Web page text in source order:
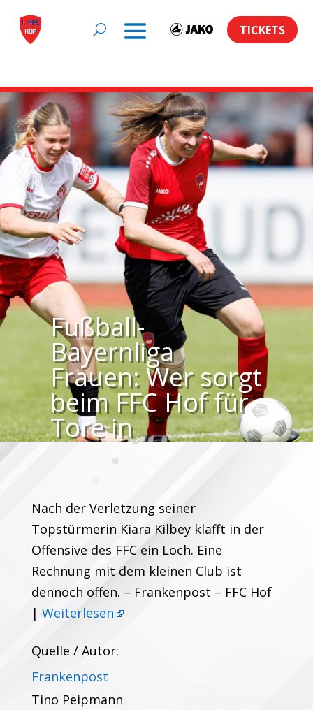
TICKETS
Fußball-
Bayernliga
Frauen: Wer sorgt
beim FFC Hof für
Tore in
Nürnberg?
Nach der Verletzung seiner
Topstürmerin Kiara Kilbey klafft in der
Offensive des FFC ein Loch. Eine
Rechnung mit dem kleinen Club ist
dennoch offen. – Frankenpost – FFC Hof
| Weiterlesen
Quelle / Autor:
Frankenpost
Tino Peipmann